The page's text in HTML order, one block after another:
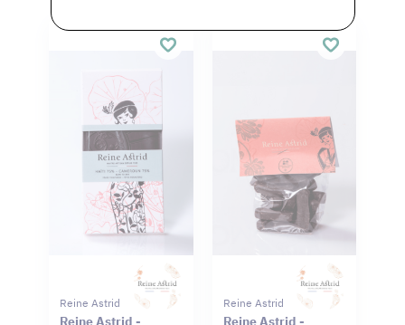
Reine Astrid
Reine Astrid -
Reine Astrid
Reine Astrid -